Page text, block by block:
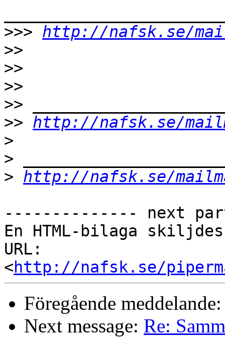
>>> http://nafsk.se/
>>
>>
>>
>>
>> http://nafsk.se/
>
>
> http://nafsk.se/
-------------- next
En HTML-bilaga
URL:
<http://nafsk.se/
Föregående
Next message: Re: